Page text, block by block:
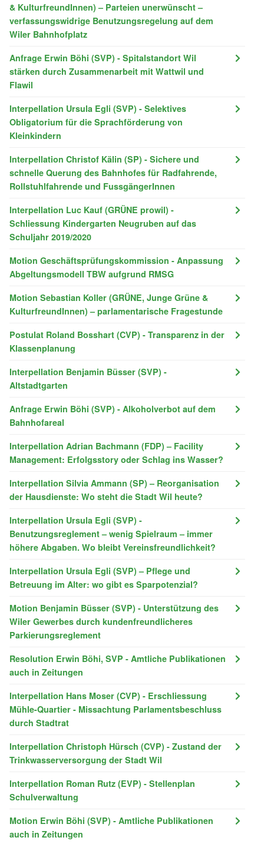
& KulturfreundInnen) – Parteien unerwünscht –
verfassungswidrige Benutzungsregelung auf dem
Wiler Bahnhofplatz
Anfrage Erwin Böhi (SVP) - Spitalstandort Wil
stärken durch Zusammenarbeit mit Wattwil und
Flawil
Interpellation Ursula Egli (SVP) - Selektives
Obligatorium für die Sprachförderung von
Kleinkindern
Interpellation Christof Kälin (SP) - Sichere und
schnelle Querung des Bahnhofes für Radfahrende,
Rollstuhlfahrende und FussgängerInnen
Interpellation Luc Kauf (GRÜNE prowil) -
Schliessung Kindergarten Neugruben auf das
Schuljahr 2019/2020
Motion Geschäftsprüfungskommission - Anpassung
Abgeltungsmodell TBW aufgrund RMSG
Motion Sebastian Koller (GRÜNE, Junge Grüne &
KulturfreundInnen) – parlamentarische Fragestunde
Postulat Roland Bosshart (CVP) - Transparenz in der
Klassenplanung
Interpellation Benjamin Büsser (SVP) -
Altstadtgarten
Anfrage Erwin Böhi (SVP) - Alkoholverbot auf dem
Bahnhofareal
Interpellation Adrian Bachmann (FDP) – Facility
Management: Erfolgsstory oder Schlag ins Wasser?
Interpellation Silvia Ammann (SP) – Reorganisation
der Hausdienste: Wo steht die Stadt Wil heute?
Interpellation Ursula Egli (SVP) -
Benutzungsreglement – wenig Spielraum – immer
höhere Abgaben. Wo bleibt Vereinsfreundlichkeit?
Interpellation Ursula Egli (SVP) – Pflege und
Betreuung im Alter: wo gibt es Sparpotenzial?
Motion Benjamin Büsser (SVP) - Unterstützung des
Wiler Gewerbes durch kundenfreundlicheres
Parkierungsreglement
Resolution Erwin Böhi, SVP - Amtliche Publikationen
auch in Zeitungen
Interpellation Hans Moser (CVP) - Erschliessung
Mühle-Quartier - Missachtung Parlamentsbeschluss
durch Stadtrat
Interpellation Christoph Hürsch (CVP) - Zustand der
Trinkwasserversorgung der Stadt Wil
Interpellation Roman Rutz (EVP) - Stellenplan
Schulverwaltung
Motion Erwin Böhi (SVP) - Amtliche Publikationen
auch in Zeitungen